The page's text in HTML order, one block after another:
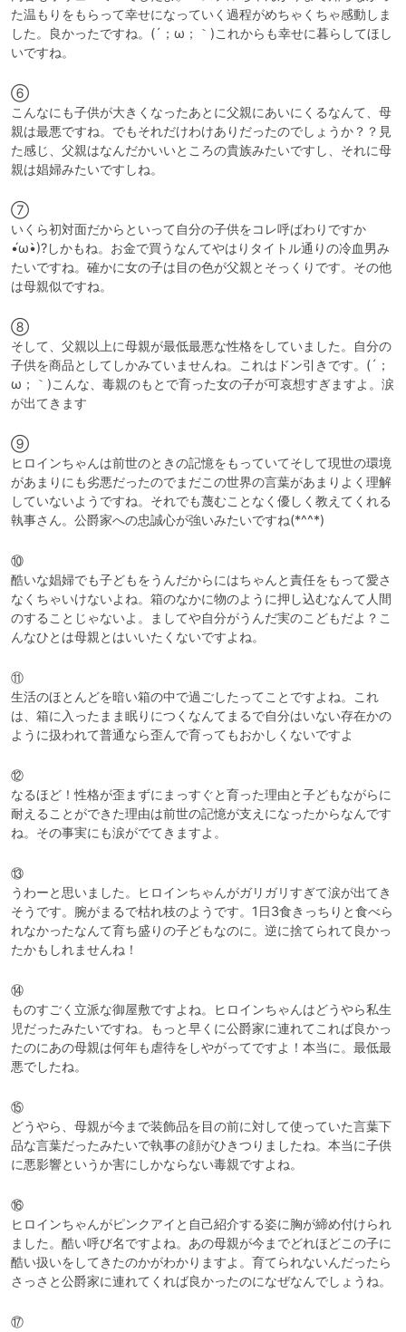
た温もりをもらって幸せになっていく過程がめちゃくちゃ感動しま
した。良かったですね。(´；ω；｀)これからも幸せに暮らしてほし
いですね。
⑥
こんなにも子供が大きくなったあとに父親にあいにくるなんて、母
親は最悪ですね。でもそれだけわけありだったのでしょうか？？見
た感じ、父親はなんだかいいところの貴族みたいですし、それに母
親は娼婦みたいですしね。
⑦
いくら初対面だからといって自分の子供をコレ呼ばわりですか
•́ω•̀)?しかもね。お金で買うなんてやはりタイトル通りの冷血男み
たいですね。確かに女の子は目の色が父親とそっくりです。その他
は母親似ですね。
⑧
そして、父親以上に母親が最低最悪な性格をしていました。自分の
子供を商品としてしかみていませんね。これはドン引きです。(´；
ω；｀)こんな、毒親のもとで育った女の子が可哀想すぎますよ。涙
が出てきます
⑨
ヒロインちゃんは前世のときの記憶をもっていてそして現世の環境
があまりにも劣悪だったのでまだこの世界の言葉があまりよく理解
していないようですね。それでも蔑むことなく優しく教えてくれる
執事さん。公爵家への忠誠心が強いみたいですね(*^^*)
⑩
酷いな娼婦でも子どもをうんだからにはちゃんと責任をもって愛さ
なくちゃいけないよね。箱のなかに物のように押し込むなんて人間
のすることじゃないよ。ましてや自分がうんだ実のこどもだよ？こ
んなひとは母親とはいいたくないですよね。
⑪
生活のほとんどを暗い箱の中で過ごしたってことですよね。これ
は、箱に入ったまま眠りにつくなんてまるで自分はいない存在かの
ように扱われて普通なら歪んで育ってもおかしくないですよ
⑫
なるほど！性格が歪まずにまっすぐと育った理由と子どもながらに
耐えることができた理由は前世の記憶が支えになったからなんです
ね。その事実にも涙がでてきますよ。
⑬
うわ‪ーと思いました。ヒロインちゃんがガリガリすぎて涙が出てき
そうです。腕がまるで枯れ枝のようです。1日3食きっちりと食べら
れなかったなんて育ち盛りの子どもなのに。逆に捨てられて良かっ
たかもしれませんね！
⑭
ものすごく立派な御屋敷ですよね。ヒロインちゃんはどうやら私生
児だったみたいですね。もっと早くに公爵家に連れてこれば良かっ
たのにあの母親は何年も虐待をしやがってですよ！本当に。最低最
悪でしたね。
⑮
どうやら、母親が今まで装飾品を目の前に対して使っていた言葉下
品な言葉だったみたいで執事の顔がひきつりましたね。本当に子供
に悪影響というか害にしかならない毒親ですよね。
⑯
ヒロインちゃんがピンクアイと自己紹介する姿に胸が締め付けられ
ました。酷い呼び名ですよね。あの母親が今までどれほどこの子に
酷い扱いをしてきたのかがわかりますよ。育てられないんだったら
さっさと公爵家に連れてくれば良かったのになぜなんでしょうね。
⑰